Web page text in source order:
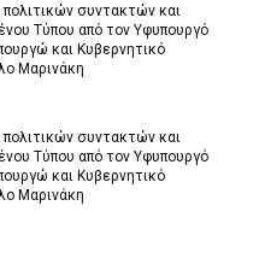
συντακτών και
Τύπου από τον Υφυπουργό
και Κυβερνητικό
Μαρινάκη
συντακτών και
Τύπου από τον Υφυπουργό
και Κυβερνητικό
Μαρινάκη